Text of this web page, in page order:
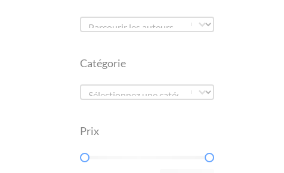
Liste des auteurs
Liste des auteurs
Catégorie
Catégorie
Catégorie
Prix
Prix